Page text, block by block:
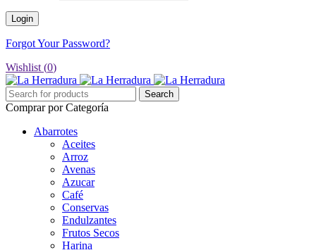
Forgot Your Password?
Wishlist (0)
Comprar por Categoría
Abarrotes
Aceites
Arroz
Avenas
Azucar
Café
Conservas
Endulzantes
Frutos Secos
Harina